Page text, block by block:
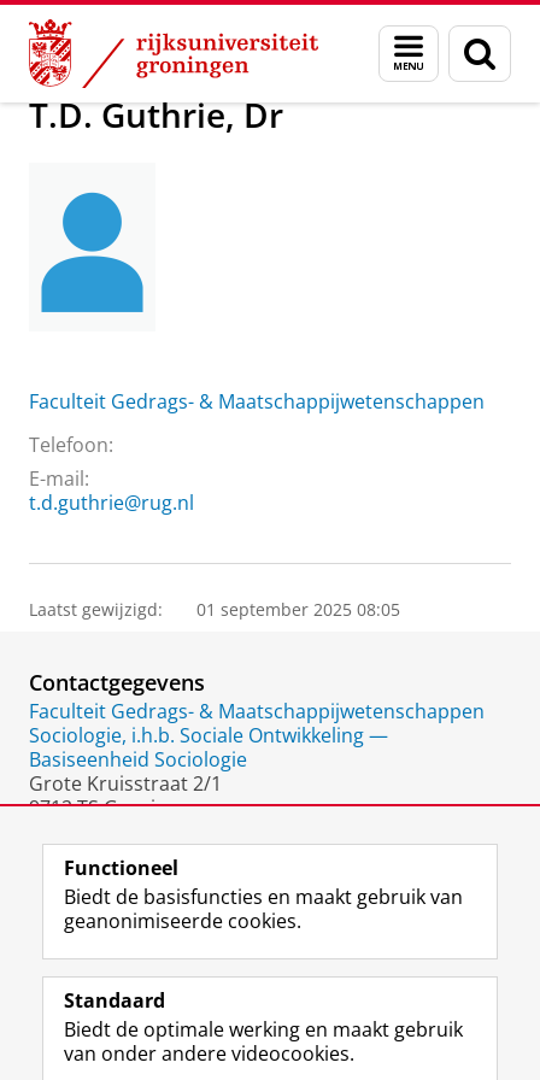
Skip
Content
Skip
Navigation
Menu
en
zoeken
Over ons T.D. Guthrie, Dr
T.D. Guthrie, Dr
Faculteit Gedrags- & Maatschappijwetenschappen
Telefoon:
E-mail:
t.d.guthrie@rug.nl
Laatst gewijzigd: 01 september 2025 08:05
Contactgegevens
Faculteit Gedrags- & Maatschappijwetenschappen
Sociologie, i.h.b. Sociale Ontwikkeling —
Basiseenheid Sociologie
Grote Kruisstraat 2/1
9712 TS Groningen
Volg de RUG
F
a
e
b
L
i
k
e
R
S
-
f
I
n
t
Y
o
T
Studiekiezers
Functioneel
Biedt de basisfuncties en maakt gebruik van
geanonimiseerde cookies.
Standaard
Biedt de optimale werking en maakt gebruik
van onder andere videocookies.